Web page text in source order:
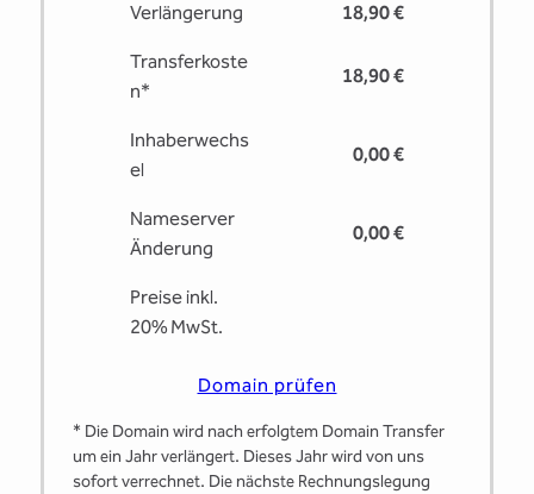
Verlängerung 18,90 €
Transferkoste
n*
18,90 €
Inhaberwechs
el
0,00 €
Nameserver
Änderung
0,00 €
Preise inkl.
20% MwSt.
Domain prüfen
* Die Domain wird nach erfolgtem Domain Transfer
um ein Jahr verlängert. Dieses Jahr wird von uns
sofort verrechnet. Die nächste Rechnungslegung